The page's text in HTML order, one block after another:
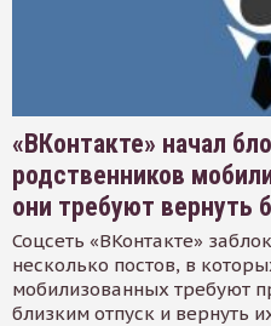
«ВКонтакте» начал
родственников
они требуют вернуть
Соцсеть «ВКонтакте»
несколько постов, в
мобилизованных требуют
близким отпуск и вернуть